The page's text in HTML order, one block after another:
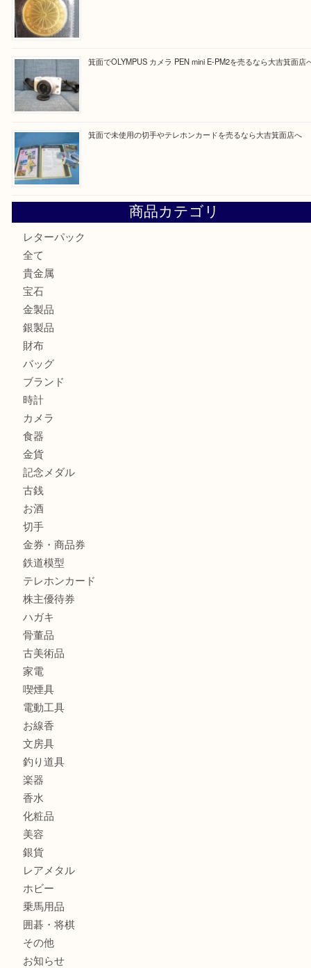
Facebook
Twitter
箕面で真珠のアクセサリーを売るなら大吉箕面店へ
レターパック
全て
貴金属
宝石
金製品
銀製品
財布
バッグ
ブランド
時計
カメラ
食器
金貨
記念メダル
古銭
お酒
切手
金券・商品券